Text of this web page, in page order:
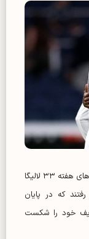
تیم‌های فوتبال رئال مادرید و آلاوس از سری‌ رقابت‌های هفته ۳۳ لالیگا
که در پایان
برتری ۲ بر یک، حریف خود را شکست